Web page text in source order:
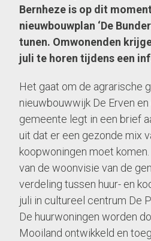
Bernheze is op dit
nieuwbouwplan ‘De
tunen. Omwonenden
juli te horen tijdens een
Het gaat om de agrarische
nieuwbouwwijk De Erven
gemeente legt in een brief
uit dat er een gezonde mix
koopwoningen moet
van de woonvisie van de
verdeling tussen huur- en
juli in cultureel centrum De
De huurwoningen worden
Mooiland ontwikkeld en